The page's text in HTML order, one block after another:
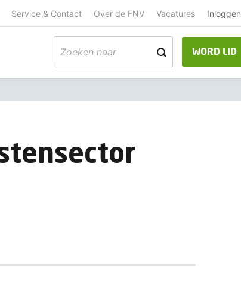
Service & Contact Over de FNV Vacatures Inloggen
WORD LID